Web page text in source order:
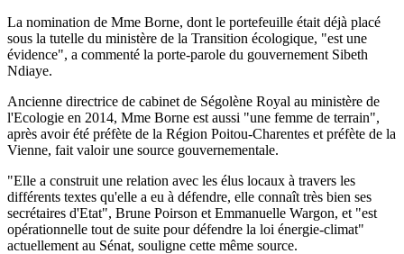
La nomination de Mme Borne, dont le portefeuille était déjà placé
sous la tutelle du ministère de la Transition écologique, "est une
évidence", a commenté la porte-parole du gouvernement Sibeth
Ndiaye.
Ancienne directrice de cabinet de Ségolène Royal au ministère de
l'Ecologie en 2014, Mme Borne est aussi "une femme de terrain",
après avoir été préfète de la Région Poitou-Charentes et préfète de la
Vienne, fait valoir une source gouvernementale.
"Elle a construit une relation avec les élus locaux à travers les
différents textes qu'elle a eu à défendre, elle connaît très bien ses
secrétaires d'Etat", Brune Poirson et Emmanuelle Wargon, et "est
opérationnelle tout de suite pour défendre la loi énergie-climat"
actuellement au Sénat, souligne cette même source.